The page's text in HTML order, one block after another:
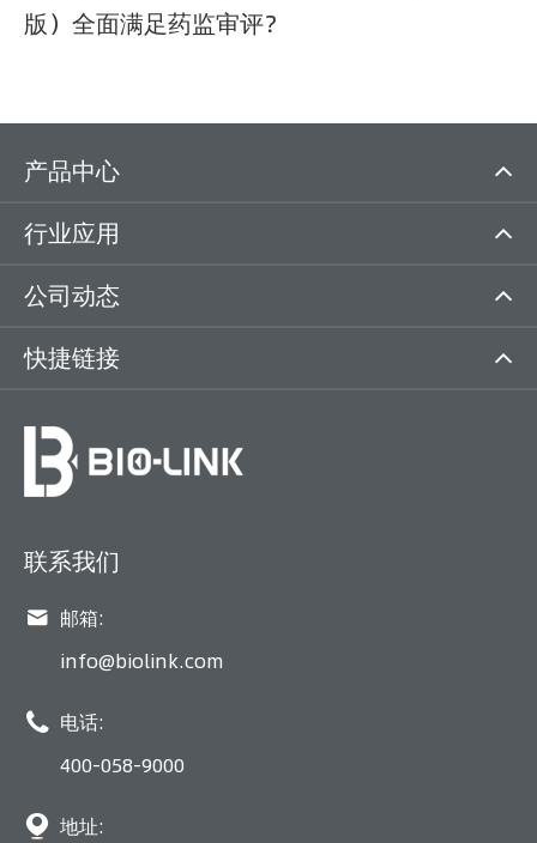
版）全面满足药监审评？
产品中心
行业应用
公司动态
快捷链接
联系我们
 邮箱:
info@biolink.com
 电话:
400-058-9000
 地址: